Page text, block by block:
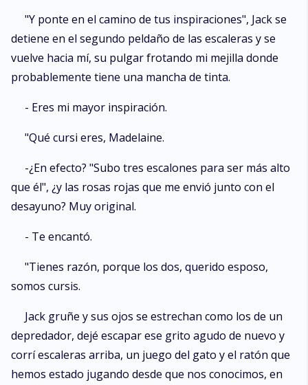
"Y ponte en el camino de tus inspiraciones", Jack se
detiene en el segundo peldaño de las escaleras y se
vuelve hacia mí, su pulgar frotando mi mejilla donde
probablemente tiene una mancha de tinta.
- Eres mi mayor inspiración.
"Qué cursi eres, Madelaine.
-¿En efecto? "Subo tres escalones para ser más alto
que él", ¿y las rosas rojas que me envió junto con el
desayuno? Muy original.
- Te encantó.
"Tienes razón, porque los dos, querido esposo,
somos cursis.
Jack gruñe y sus ojos se estrechan como los de un
depredador, dejé escapar ese grito agudo de nuevo y
corrí escaleras arriba, un juego del gato y el ratón que
hemos estado jugando desde que nos conocimos, en